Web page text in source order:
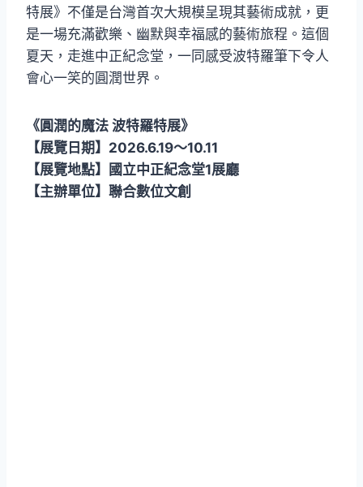
特展》不僅是台灣首次大規模呈現其藝術成就，更
是一場充滿歡樂、幽默與幸福感的藝術旅程。這個
夏天，走進中正紀念堂，一同感受波特羅筆下令人
會心一笑的圓潤世界。
《圓潤的魔法 波特羅特展》
【展覽日期】2026.6.19～10.11
【展覽地點】國立中正紀念堂1展廳
【主辦單位】聯合數位文創